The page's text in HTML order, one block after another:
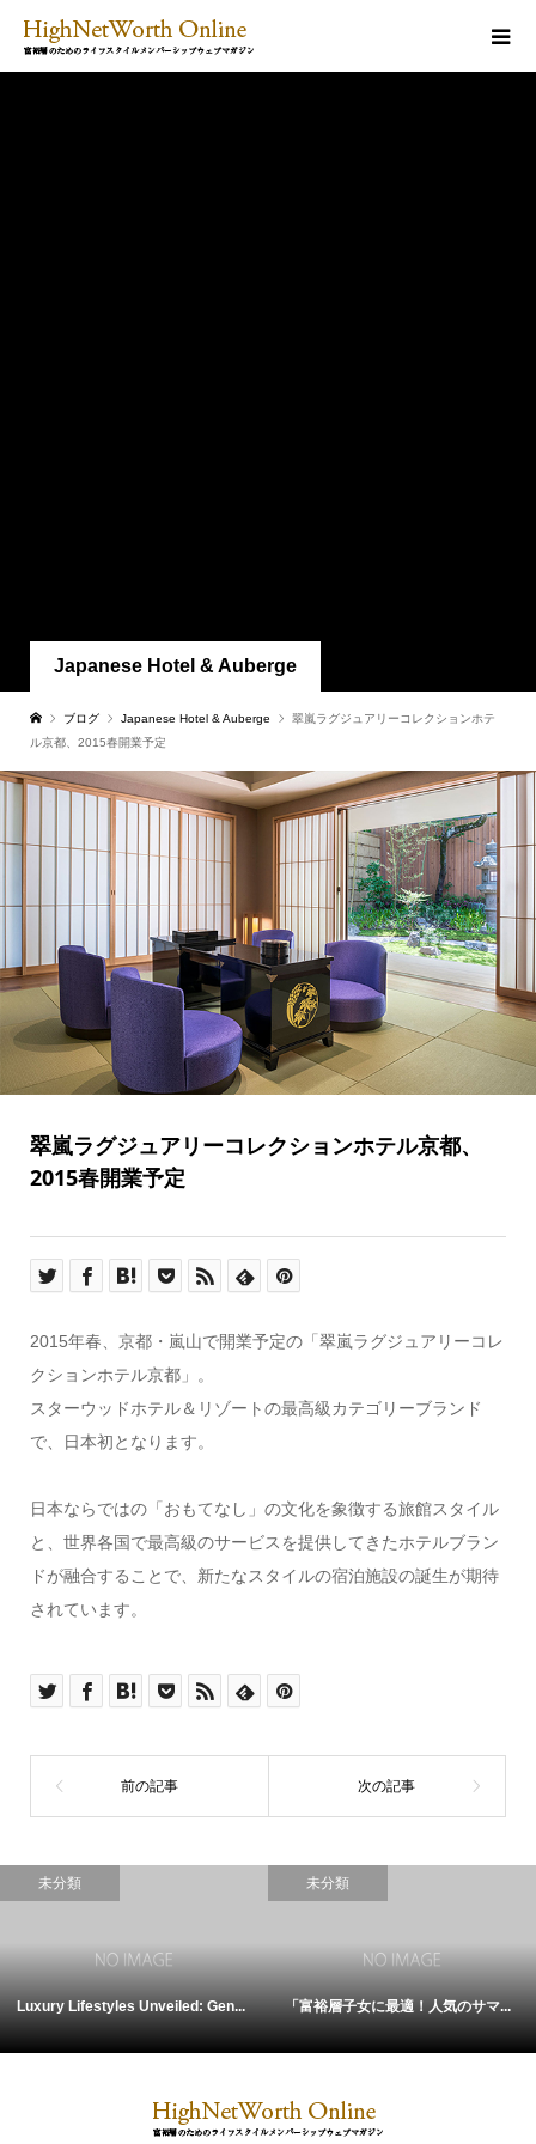
Japanese Hotel & Auberge
ブログ Japanese Hotel & Auberge
翠嵐ラグジュアリーコレクションホテ
ル京都、2015春開業予定
翠嵐ラグジュアリーコレクションホテル京都、
2015春開業予定
2015年春、京都・嵐山で開業予定の「翠嵐ラグジュアリーコレ
クションホテル京都」。
スターウッドホテル＆リゾートの最高級カテゴリーブランド
で、日本初となります。
日本ならではの「おもてなし」の文化を象徴する旅館スタイル
と、世界各国で最高級のサービスを提供してきたホテルブラン
ドが融合することで、新たなスタイルの宿泊施設の誕生が期待
されています。
未分類
Luxury Lifestyles Unveiled: Gen...
未分類
「富裕層子女に最適！人気のサマ...